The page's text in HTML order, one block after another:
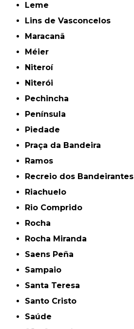
Leme
Lins de Vasconcelos
Maracanã
Méier
Niteroí
Niterói
Pechincha
Península
Piedade
Praça da Bandeira
Ramos
Recreio dos Bandeirantes
Riachuelo
Rio Comprido
Rocha
Rocha Miranda
Saens Peña
Sampaio
Santa Teresa
Santo Cristo
Saúde